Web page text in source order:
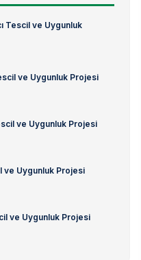
Tescil ve Uygunluk
ve Uygunluk Projesi
ve Uygunluk Projesi
ve Uygunluk Projesi
ve Uygunluk Projesi